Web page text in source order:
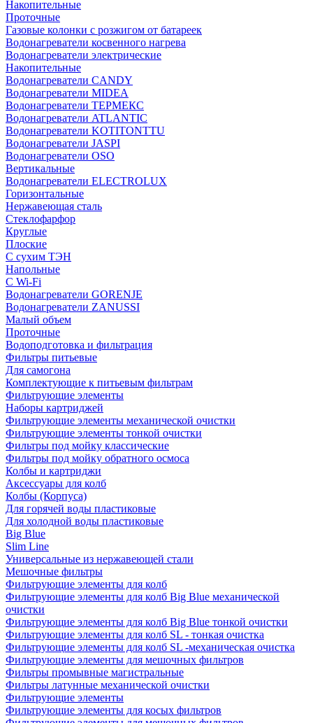
Накопительные
Проточные
Газовые колонки с розжигом от батареек
Водонагреватели косвенного нагрева
Водонагреватели электрические
Накопительные
Водонагреватели CANDY
Водонагреватели MIDEA
Водонагреватели ТЕРМЕКС
Водонагреватели ATLANTIC
Водонагреватели KOTITONTTU
Водонагреватели JASPI
Водонагреватели OSO
Вертикальные
Водонагреватели ELECTROLUX
Горизонтальные
Нержавеющая сталь
Стеклофарфор
Круглые
Плоские
С сухим ТЭН
Напольные
С Wi-Fi
Водонагреватели GORENJE
Водонагреватели ZANUSSI
Малый объем
Проточные
Водоподготовка и фильтрация
Фильтры питьевые
Для самогона
Комплектующие к питьевым фильтрам
Фильтрующие элементы
Наборы картриджей
Фильтрующие элементы механической очистки
Фильтрующие элементы тонкой очистки
Фильтры под мойку классические
Фильтры под мойку обратного осмоса
Колбы и картриджи
Аксессуары для колб
Колбы (Корпуса)
Для горячей воды пластиковые
Для холодной воды пластиковые
Big Blue
Slim Line
Универсальные из нержавеющей стали
Мешочные фильтры
Фильтрующие элементы для колб
Фильтрующие элементы для колб Big Blue механической
очистки
Фильтрующие элементы для колб Big Blue тонкой очистки
Фильтрующие элементы для колб SL - тонкая очистка
Фильтрующие элементы для колб SL -механическая очистка
Фильтрующие элементы для мешочных фильтров
Фильтры промывные магистральные
Фильтры латунные механической очистки
Фильтрующие элементы
Фильтрующие элементы для косых фильтров